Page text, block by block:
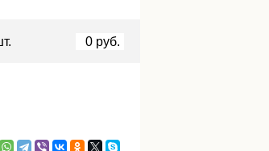
0 руб.